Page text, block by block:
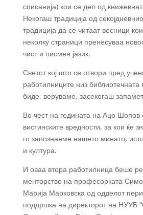
списанија) кои се дел од
Некогаш традиција од
традиција да се читаат весници
неколку страници пренесуваа
чист и писмен јазик.
Светот кој што се отвори пред
работилниците низ библиотечната
биде, веруваме, засекогаш
Во чест на годината на Ацо Шопов
вистинските вредности, за кои ќе
го запознаеме нашето минато,
и култура.
И оваа втора работилница беше
менторство на професорката
Марија Марковска од одделот
поддршка на директорот на НУУБ